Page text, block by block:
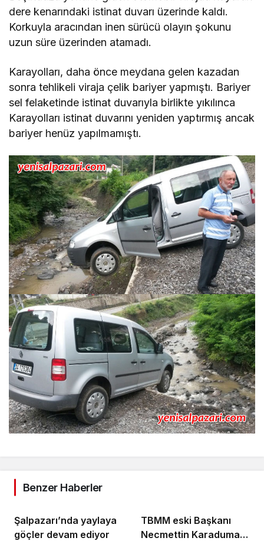
dere kenarındaki istinat duvarı üzerinde kaldı.
Korkuyla aracından inen sürücü olayın şokunu
uzun süre üzerinden atamadı.
Karayolları, daha önce meydana gelen kazadan
sonra tehlikeli viraja çelik bariyer yapmıştı. Bariyer
sel felaketinde istinat duvarıyla birlikte yıkılınca
Karayolları istinat duvarını yeniden yaptırmış ancak
bariyer henüz yapılmamıştı.
Benzer Haberler
Şalpazarı’nda yaylaya
göçler devam ediyor
TBMM eski Başkanı
Necmettin Karaduman